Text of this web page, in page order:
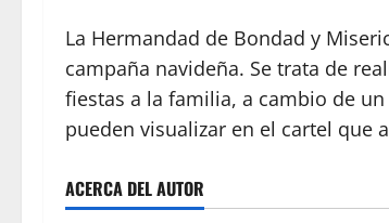
La Hermandad de Bondad y
campaña navideña. Se trata de
fiestas a la familia, a cambio de
pueden visualizar en el cartel que
ACERCA DEL AUTOR